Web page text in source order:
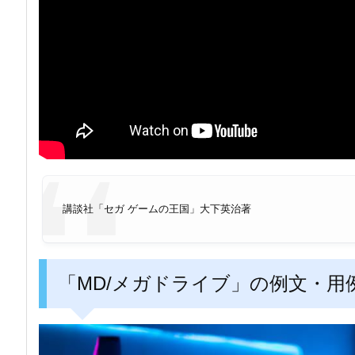
講談社「セガ ゲームの王国」大下英治著
「MD/メガドライブ」の例文・用